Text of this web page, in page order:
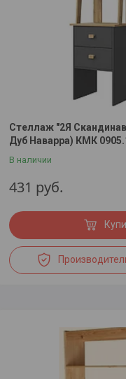
Стеллаж "2Я
Дуб Наварра) КМК
В наличии
431 руб.